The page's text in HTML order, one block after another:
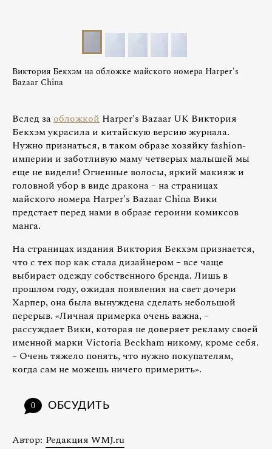
Виктория Бекхэм на обложке майского номера Harper's
Bazaar China
Вслед заобложкой Harper's Bazaar UK Виктория
Бекхэм украсила и китайскую версию журнала.
Нужно признаться, в таком образе хозяйку fashion-
империи и заботливую маму четверых малышей мы
еще не видели! Огненные волосы, яркий макияж и
головной убор в виде дракона – на страницах
майского номера Harper's Bazaar China Вики
предстает перед нами в образе героини комиксов
манга.
На страницах издания Виктория Бекхэм признается,
что с тех пор как стала дизайнером – все чаще
выбирает одежду собственного бренда. Лишь в
прошлом году, ожидая появления на свет дочери
Харпер, она была вынуждена сделать небольшой
перерыв. «Личная примерка очень важна, –
рассуждает Вики, которая не доверяет рекламу своей
именной марки Victoria Beckham никому, кроме себя.
– Очень тяжело понять, что нужно покупателям,
когда сам не можешь ничего примерить».
0 ОБСУДИТЬ
Автор: Редакция WMJ.ru